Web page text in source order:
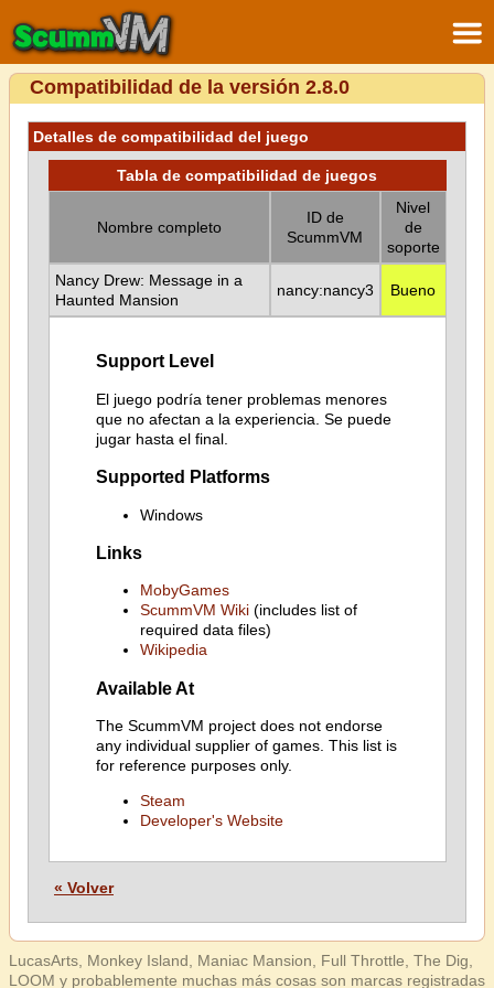
Compatibilidad de la versión 2.8.0
Detalles de compatibilidad del juego
Tabla de compatibilidad de juegos
Nombre completo
ID de
ScummVM
Nivel
de
soporte
Nancy Drew: Message in a
Haunted Mansion
nancy:nancy3 Bueno
Support Level
El juego podría tener problemas menores
que no afectan a la experiencia. Se puede
jugar hasta el final.
Supported Platforms
Windows
Links
MobyGames
ScummVM Wiki(includes list of
required data files)
Wikipedia
Available At
The ScummVM project does not endorse
any individual supplier of games. This list is
for reference purposes only.
Steam
Developer's Website
« Volver
LucasArts, Monkey Island, Maniac Mansion, Full Throttle, The Dig,
LOOM y probablemente muchas más cosas son marcas registradas